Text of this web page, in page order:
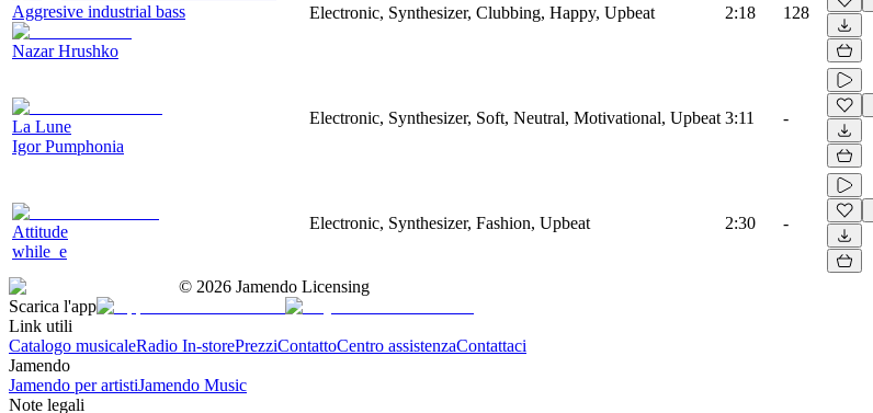
Aggresive industrial bass
Nazar Hrushko
Electronic, Synthesizer, Clubbing, Happy, Upbeat 2:18 128
La Lune
Igor Pumphonia
Electronic, Synthesizer, Soft, Neutral, Motivational, Upbeat 3:11 -
Attitude
while_e
Electronic, Synthesizer, Fashion, Upbeat 2:30 -
© 2026 Jamendo Licensing
Scarica l'app
Link utili
Catalogo musicaleRadio In-storePrezziContattoCentro assistenzaContattaci
Jamendo
Jamendo per artistiJamendo Music
Note legali